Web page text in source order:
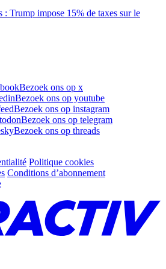
: Trump impose 15% de taxes sur le
Bezoek ons op x
Bezoek ons op youtube
Bezoek ons op instagram
Bezoek ons op telegram
Bezoek ons op threads
Politique cookies
Conditions d’abonnement